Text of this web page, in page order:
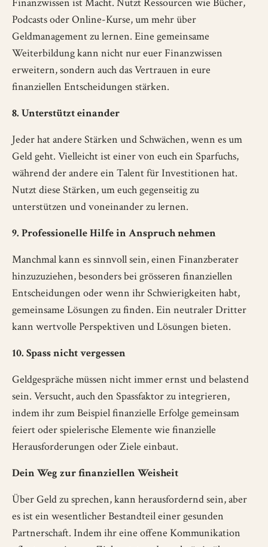
Finanzwissen ist Macht. Nutzt Ressourcen wie Bücher,
Podcasts oder Online-Kurse, um mehr über
Geldmanagement zu lernen. Eine gemeinsame
Weiterbildung kann nicht nur euer Finanzwissen
erweitern, sondern auch das Vertrauen in eure
finanziellen Entscheidungen stärken.
8. Unterstützt einander
Jeder hat andere Stärken und Schwächen, wenn es um
Geld geht. Vielleicht ist einer von euch ein Sparfuchs,
während der andere ein Talent für Investitionen hat.
Nutzt diese Stärken, um euch gegenseitig zu
unterstützen und voneinander zu lernen.
9. Professionelle Hilfe in Anspruch nehmen
Manchmal kann es sinnvoll sein, einen Finanzberater
hinzuzuziehen, besonders bei grösseren finanziellen
Entscheidungen oder wenn ihr Schwierigkeiten habt,
gemeinsame Lösungen zu finden. Ein neutraler Dritter
kann wertvolle Perspektiven und Lösungen bieten.
10. Spass nicht vergessen
Geldgespräche müssen nicht immer ernst und belastend
sein. Versucht, auch den Spassfaktor zu integrieren,
indem ihr zum Beispiel finanzielle Erfolge gemeinsam
feiert oder spielerische Elemente wie finanzielle
Herausforderungen oder Ziele einbaut.
Dein Weg zur finanziellen Weisheit
Über Geld zu sprechen, kann herausfordernd sein, aber
es ist ein wesentlicher Bestandteil einer gesunden
Partnerschaft. Indem ihr eine offene Kommunikation